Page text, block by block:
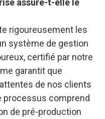
rigoureusement les
système de gestion
certifié par notre
garantit que
de nos clients
processus comprend
de pré-production